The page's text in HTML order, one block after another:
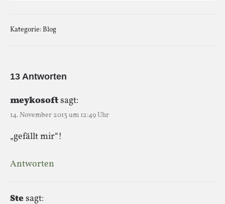
Kategorie:Blog
13 Antworten
meykosoftsagt:
14. November 2013 um 12:49 Uhr
„gefällt mir“!
Antworten
Stesagt: